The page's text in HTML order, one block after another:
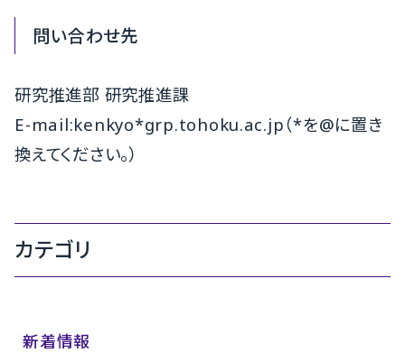
問い合わせ先
研究推進部 研究推進課
E-mail:kenkyo*grp.tohoku.ac.jp（*を@に置き
換えてください。）
カテゴリ
新着情報